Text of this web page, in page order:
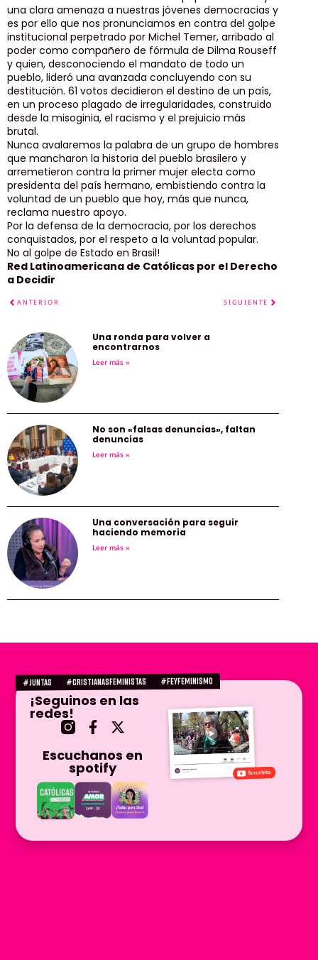
una clara amenaza a nuestras jóvenes democracias y
es por ello que nos pronunciamos en contra del golpe
institucional perpetrado por Michel Temer, arribado al
poder como compañero de fórmula de Dilma Rouseff
y quien, desconociendo el mandato de todo un
pueblo, lideró una avanzada concluyendo con su
destitución. 61 votos decidieron el destino de un país,
en un proceso plagado de irregularidades, construido
desde la misoginia, el racismo y el prejuicio más
brutal.
Nunca avalaremos la palabra de un grupo de hombres
que mancharon la historia del pueblo brasilero y
arremetieron contra la primer mujer electa como
presidenta del país hermano, embistiendo contra la
voluntad de un pueblo que hoy, más que nunca,
reclama nuestro apoyo.
Por la defensa de la democracia, por los derechos
conquistados, por el respeto a la voluntad popular.
No al golpe de Estado en Brasil!
Red Latinoamericana de Católicas por el Derecho
a Decidir
ANTERIOR SIGUIENTE
Una ronda para volver a
encontrarnos
Leer más »
No son «falsas denuncias», faltan
denuncias
Leer más »
Una conversación para seguir
haciendo memoria
Leer más »
#juntas #CRISTIANASFEMINISTAS #FEYFEMINISMO
¡Seguinos en las
redes!
Escuchanos en
spotify